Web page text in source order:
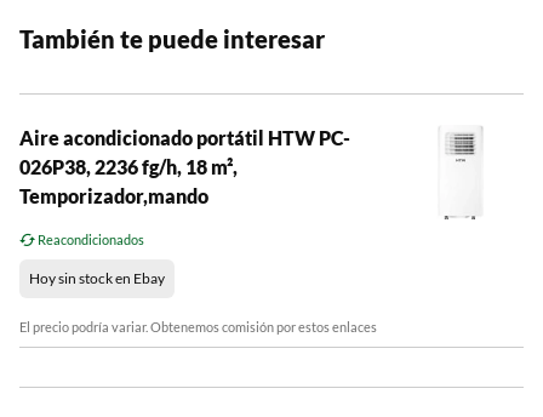
También te puede interesar
Aire acondicionado portátil HTW PC-
026P38, 2236 fg/h, 18 m²,
Temporizador,mando
Reacondicionados
Hoy sin stock en Ebay
El precio podría variar. Obtenemos comisión por estos enlaces